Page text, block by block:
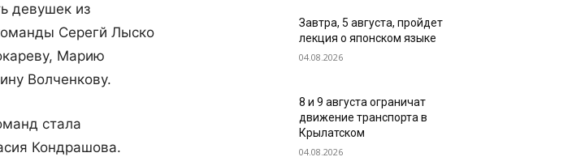
девушек из
Серегй Лыско
Марию
Волченкову.
стала
Кондрашова.
Завтра, 5 августа, пройдет
лекция о японском языке
04.08.2026
8 и 9 августа ограничат
движение транспорта в
Крылатском
04.08.2026